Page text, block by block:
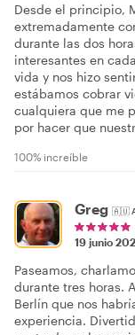
Desde el principio,
extremadamente
durante las dos
interesantes en
vida y nos hizo
estábamos cobrar
cualquiera que me
por hacer que
100% increíble
Greg 🇦🇺
19 junio
Paseamos,
durante tres horas.
Berlín que nos
experiencia.